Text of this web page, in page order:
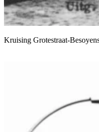
Kruising Grotestraat-